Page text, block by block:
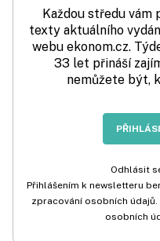
Každou středu vám
texty aktuálního
webu ekonom.cz.
33 let přináší
nemůžete být,
Odhlásit
Přihlášením k newsletteru
zpracování osobních
osobních